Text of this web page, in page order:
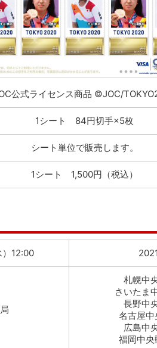
公式ライセンス商品 ©JOC/
1シート 84円切手×5枚
シート単位で販売します。
1シート 1,500円（税込）
12:00
札幌中
さいたま
長野中
名古屋中
広島中
福岡中